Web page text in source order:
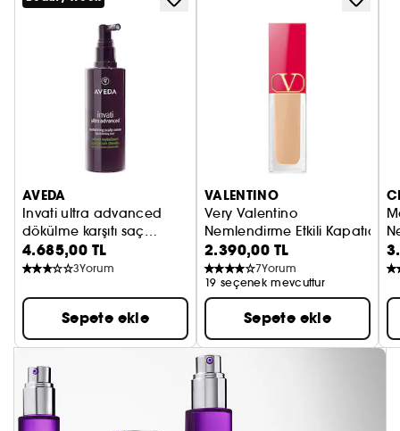
AVEDA
Invati ultra advanced
dökülme karşıtı saç
serumu
4.685,00 TL
3Yorum
Sepete ekle
VALENTINO
Very Valentino
Nemlendirme Etkili Kapatıcı
2.390,00 TL
7Yorum
19 seçenek mevcuttur
Sepete ekle